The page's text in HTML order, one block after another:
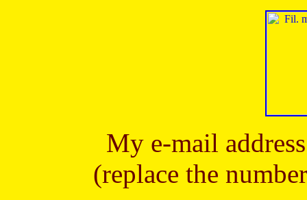
My e-mail
(replace the